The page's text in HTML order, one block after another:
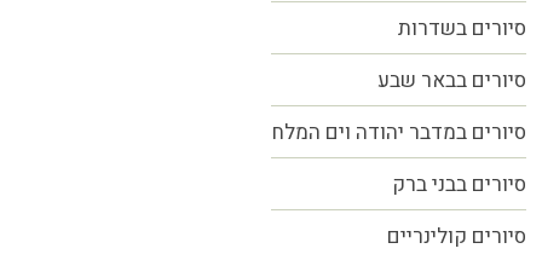
סיורים בשדרות
סיורים בבאר שבע
סיורים במדבר יהודה וים המלח
סיורים בבני ברק
סיורים קולינריים